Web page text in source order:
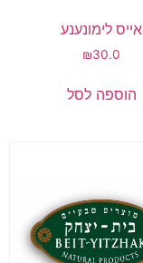
אייס לימונענע
₪30.0
הוספה לסל